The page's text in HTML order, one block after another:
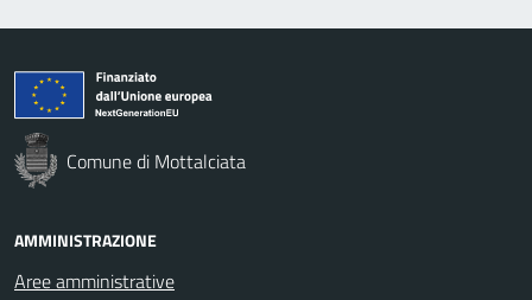
Comune di Mottalciata
AMMINISTRAZIONE
Aree amministrative